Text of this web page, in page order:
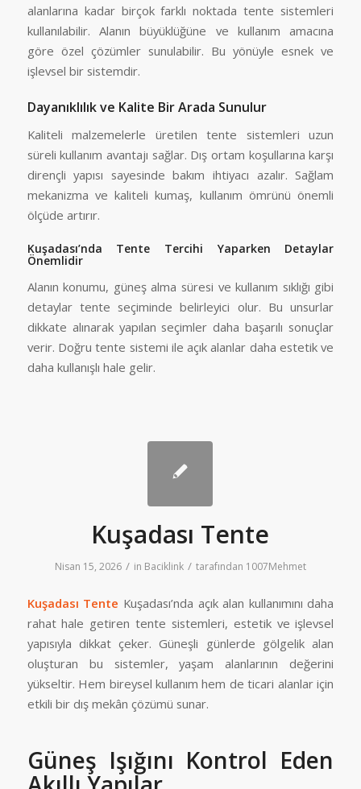
alanlarına kadar birçok farklı noktada tente sistemleri
kullanılabilir. Alanın büyüklüğüne ve kullanım amacına
göre özel çözümler sunulabilir. Bu yönüyle esnek ve
işlevsel bir sistemdir.
Dayanıklılık ve Kalite Bir Arada Sunulur
Kaliteli malzemelerle üretilen tente sistemleri uzun
süreli kullanım avantajı sağlar. Dış ortam koşullarına karşı
dirençli yapısı sayesinde bakım ihtiyacı azalır. Sağlam
mekanizma ve kaliteli kumaş, kullanım ömrünü önemli
ölçüde artırır.
Kuşadası’nda Tente Tercihi Yaparken Detaylar
Önemlidir
Alanın konumu, güneş alma süresi ve kullanım sıklığı gibi
detaylar tente seçiminde belirleyici olur. Bu unsurlar
dikkate alınarak yapılan seçimler daha başarılı sonuçlar
verir. Doğru tente sistemi ile açık alanlar daha estetik ve
daha kullanışlı hale gelir.
Kuşadası Tente
Nisan 15, 2026 / in Baciklink / tarafından 1007Mehmet
Kuşadası Tente Kuşadası’nda açık alan kullanımını daha
rahat hale getiren tente sistemleri, estetik ve işlevsel
yapısıyla dikkat çeker. Güneşli günlerde gölgelik alan
oluşturan bu sistemler, yaşam alanlarının değerini
yükseltir. Hem bireysel kullanım hem de ticari alanlar için
etkili bir dış mekân çözümü sunar.
Güneş Işığını Kontrol Eden